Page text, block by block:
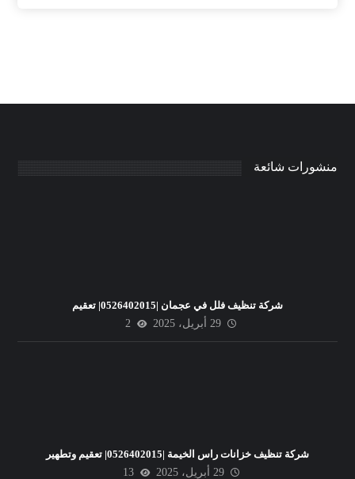
منشورات شائعة
شركة تنظيف فلل في عجمان |0526402015| تعقيم
29 أبريل، 2025
2
شركة تنظيف خزانات راس الخيمة |0526402015| تعقيم وتطهير
29 أبريل، 2025
13